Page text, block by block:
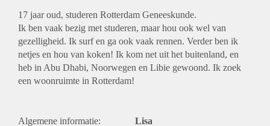
17 jaar oud, studeren Rotterdam Geneeskunde.
Ik ben vaak bezig met studeren, maar hou ook wel van
gezelligheid. Ik surf en ga ook vaak rennen. Verder ben ik
netjes en hou van koken! Ik kom net uit het buitenland, en
heb in Abu Dhabi, Noorwegen en Libie gewoond. Ik zoek
een woonruimte in Rotterdam!
Algemene informatie: Lisa